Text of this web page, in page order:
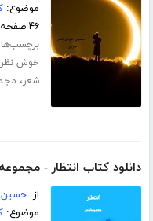
موضوع:
۴۶ صفحه
خوش نظر
شعر،
دانلود کتاب انتظار -
از:
موضوع: